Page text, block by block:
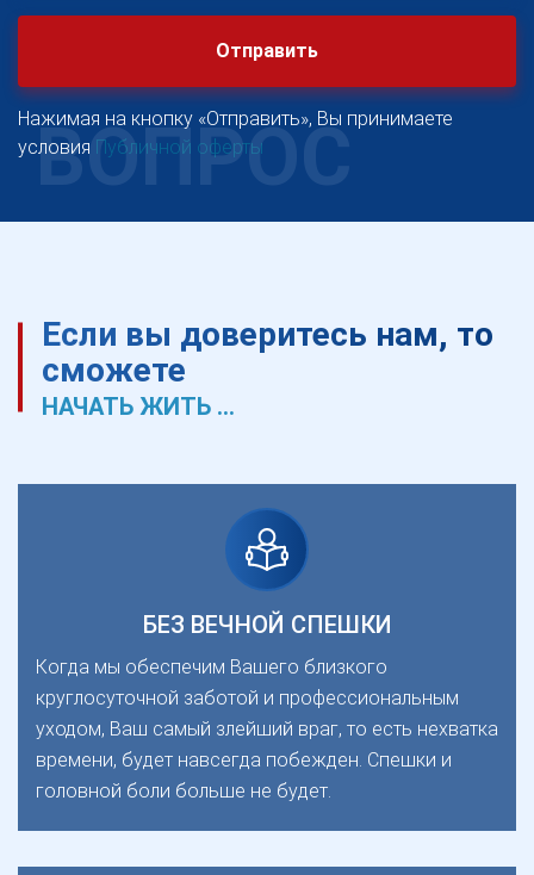
ВОПРОС
Отправить
Нажимая на кнопку «Отправить», Вы принимаете
условия Публичной оферты
Если вы доверитесь нам, то
сможете
НАЧАТЬ ЖИТЬ ...
БЕЗ ВЕЧНОЙ СПЕШКИ
Когда мы обеспечим Вашего близкого
круглосуточной заботой и профессиональным
уходом, Ваш самый злейший враг, то есть нехватка
времени, будет навсегда побежден. Спешки и
головной боли больше не будет.